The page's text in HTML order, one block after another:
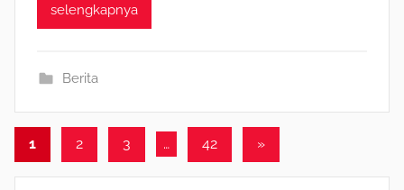
selengkapnya
Berita
Navigasi
1 2 3 … 42
Next
»